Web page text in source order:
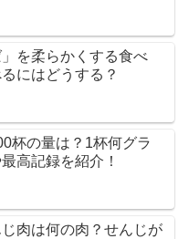
を柔らかくする食べ
にはどうする？
杯の量は？1杯何グラ
高記録を紹介！
肉は何の肉？せんじが